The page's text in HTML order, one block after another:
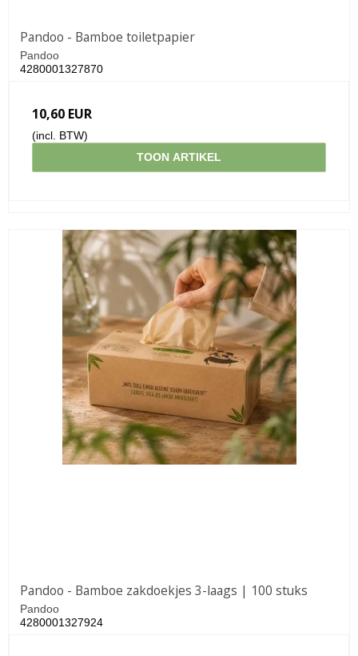
Pandoo - Bamboe toiletpapier
Pandoo
4280001327870
10,60 EUR
(incl. BTW)
TOON ARTIKEL
Pandoo - Bamboe zakdoekjes 3-laags | 100 stuks
Pandoo
4280001327924